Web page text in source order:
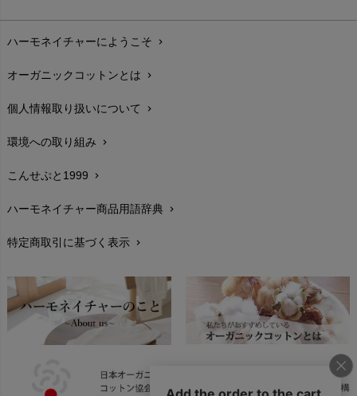
配送と送料chevron_right
在庫状況と発送予定chevron_right
サイズ・寸法chevron_right
生地・素材chevron_right
お手入れについて
レビューを書こうchevron_right
返品交換chevron_right
FAXでのご注文
お問い合わせchevron_right
ハーモネイチャーにようこそ chevron_right
オーガニックコットンとは chevron_right
個人情報取り扱いについて chevron_right
環境への取り組み chevron_right
こんせぷと1999 chevron_right
ハーモネイチャー商品用語辞典 chevron_right
特定商取引に基づく表示 chevron_right